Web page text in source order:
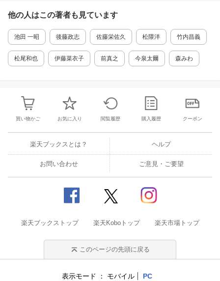
太 エネルギーのベストミックスは何か（2011.
12.3） インタビュー6 林 昌宏 再生可能エネル
ギーは不安定なのか（2011.12.9） インタビュ
ー7 三浦 秀一 地方でこそ再生可能エネルギー
飯田 哲也 建築家として、何から始められる
だろう（2011.12.10）
他の人はこの著者も見ています
池田 一昭 後藤政志 佐藤栄佐久 松隈洋 竹内昌義
松尾和也 伊藤菜衣子 前真之 今泉太爾 森みわ
買い物かご お気に入り 閲覧履歴 購入履歴 クーポン
楽天ブックスとは？ ヘルプ
お問い合わせ ご意見・ご要望
楽天ブックストップ 楽天Koboトップ 楽天市場トップ
このページの先頭に戻る
表示モード モバイル PC